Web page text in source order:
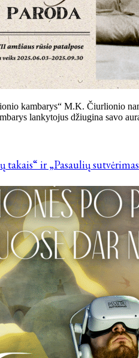
kambarys“ M.K. Čiurlionio
lankytojus džiugina savo
ir „Pasaulių